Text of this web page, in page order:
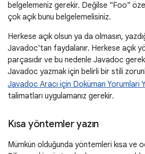
belgelemeniz gerekir. Değilse "Foo"
çok açık bunu belgelemelisiniz.
Herkese açık olsun ya da olmasın,
Javadoc'tan faydalanır. Herkese açık
parçasıdır ve bu nedenle Javadoc
Javadoc yazmak için belirli bir stili
Javadoc Aracı için Doküman Yorumları
talimatları uygulamanız gerekir.
Kısa yöntemler yazın
Mümkün olduğunda yöntemleri kısa ve